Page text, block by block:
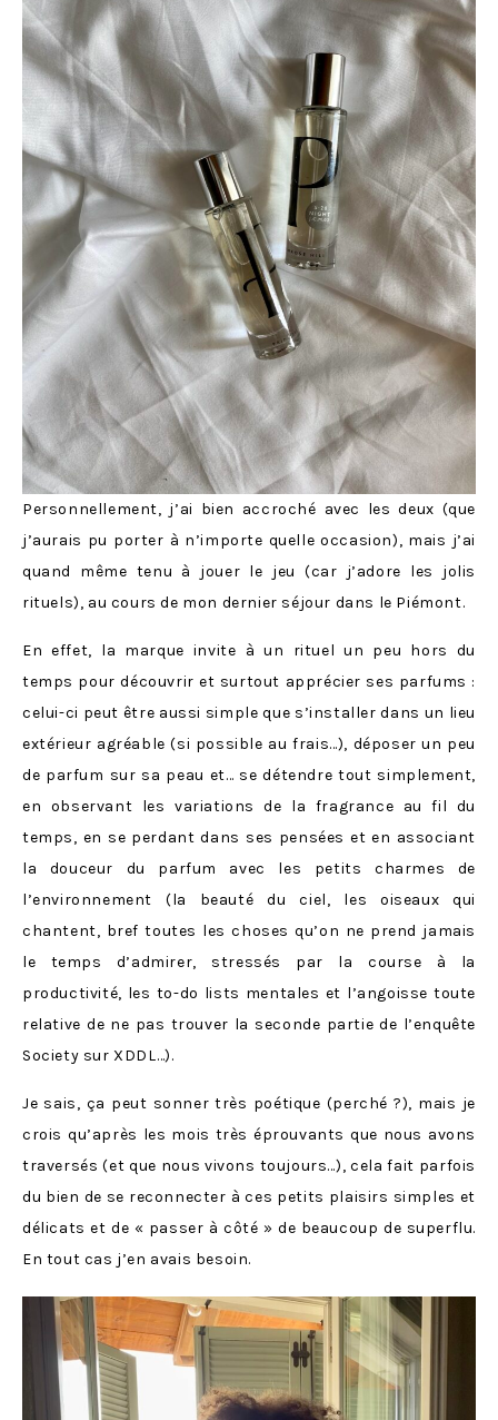
Personnellement, j’ai bien accroché avec les deux (que
j’aurais pu porter à n’importe quelle occasion), mais j’ai
quand même tenu à jouer le jeu (car j’adore les jolis
rituels), au cours de mon dernier séjour dans le Piémont.
En effet, la marque invite à un rituel un peu hors du
temps pour découvrir et surtout apprécier ses parfums :
celui-ci peut être aussi simple que s’installer dans un lieu
extérieur agréable (si possible au frais…), déposer un peu
de parfum sur sa peau et… se détendre tout simplement,
en observant les variations de la fragrance au fil du
temps, en se perdant dans ses pensées et en associant
la douceur du parfum avec les petits charmes de
l’environnement (la beauté du ciel, les oiseaux qui
chantent, bref toutes les choses qu’on ne prend jamais
le temps d’admirer, stressés par la course à la
productivité, les to-do lists mentales et l’angoisse toute
relative de ne pas trouver la seconde partie de l’enquête
Society sur XDDL…).
Je sais, ça peut sonner très poétique (perché ?), mais je
crois qu’après les mois très éprouvants que nous avons
traversés (et que nous vivons toujours…), cela fait parfois
du bien de se reconnecter à ces petits plaisirs simples et
délicats et de « passer à côté » de beaucoup de superflu.
En tout cas j’en avais besoin.